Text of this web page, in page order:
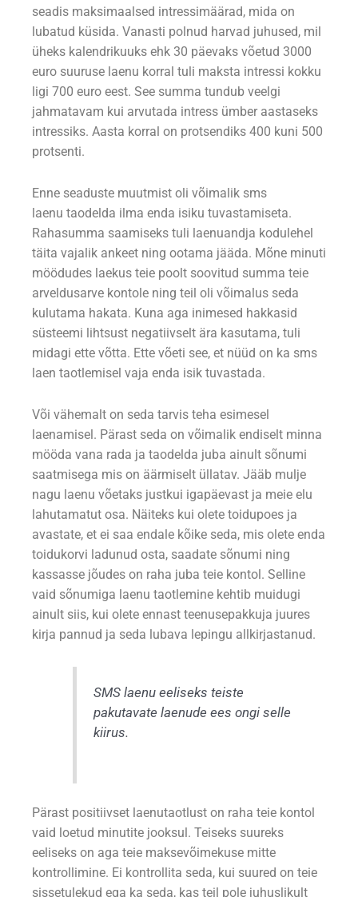
seadis maksimaalsed intressimäärad, mida on
lubatud küsida. Vanasti polnud harvad juhused, mil
üheks kalendrikuuks ehk 30 päevaks võetud 3000
euro suuruse laenu korral tuli maksta intressi kokku
ligi 700 euro eest. See summa tundub veelgi
jahmatavam kui arvutada intress ümber aastaseks
intressiks. Aasta korral on protsendiks 400 kuni 500
protsenti.
Enne seaduste muutmist oli võimalik sms
laenu taodelda ilma enda isiku tuvastamiseta.
Rahasumma saamiseks tuli laenuandja kodulehel
täita vajalik ankeet ning ootama jääda. Mõne minuti
möödudes laekus teie poolt soovitud summa teie
arveldusarve kontole ning teil oli võimalus seda
kulutama hakata. Kuna aga inimesed hakkasid
süsteemi lihtsust negatiivselt ära kasutama, tuli
midagi ette võtta. Ette võeti see, et nüüd on ka sms
laen taotlemisel vaja enda isik tuvastada.
Või vähemalt on seda tarvis teha esimesel
laenamisel. Pärast seda on võimalik endiselt minna
mööda vana rada ja taodelda juba ainult sõnumi
saatmisega mis on äärmiselt üllatav. Jääb mulje
nagu laenu võetaks justkui igapäevast ja meie elu
lahutamatut osa. Näiteks kui olete toidupoes ja
avastate, et ei saa endale kõike seda, mis olete enda
toidukorvi ladunud osta, saadate sõnumi ning
kassasse jõudes on raha juba teie kontol. Selline
vaid sõnumiga laenu taotlemine kehtib muidugi
ainult siis, kui olete ennast teenusepakkuja juures
kirja pannud ja seda lubava lepingu allkirjastanud.
SMS laenu eeliseks teiste
pakutavate laenude ees ongi selle
kiirus.
Pärast positiivset laenutaotlust on raha teie kontol
vaid loetud minutite jooksul. Teiseks suureks
eeliseks on aga teie maksevõimekuse mitte
kontrollimine. Ei kontrollita seda, kui suured on teie
sissetulekud ega ka seda, kas teil pole juhuslikult